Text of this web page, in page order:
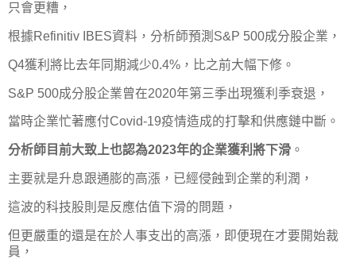
只會更糟，
根據Refinitiv IBES資料，分析師預測S&P 500成分股企業，
Q4獲利將比去年同期減少0.4%，比之前大幅下修。
S&P 500成分股企業曾在2020年第三季出現獲利季衰退，
當時企業忙著應付Covid-19疫情造成的打擊和供應鏈中斷。
分析師目前大致上也認為2023年的企業獲利將下滑 。
主要就是升息跟通膨的高漲，已經侵蝕到企業的利潤，
這波的科技股則是反應估值下滑的問題，
但更嚴重的還是在於人事支出的高漲，即便現在才要開始裁
員，